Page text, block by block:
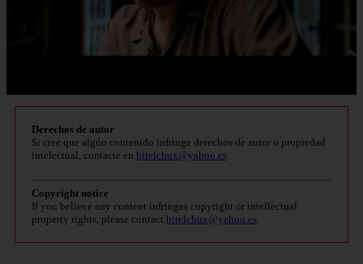
Derechos de autor
Si cree que algún contenido infringe derechos de autor o propiedad
intelectual, contacte en bitelchux@yahoo.es
Copyright notice
If you believe any content infringes copyright or intellectual
property rights, please contact bitelchux@yahoo.es